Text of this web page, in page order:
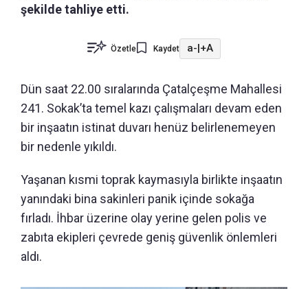
şekilde tahliye etti.
Özetle Kaydet a- +A
Dün saat 22.00 sıralarında Çatalçeşme Mahallesi
241. Sokak’ta temel kazı çalışmaları devam eden
bir inşaatın istinat duvarı henüz belirlenemeyen
bir nedenle yıkıldı.
Yaşanan kısmi toprak kaymasıyla birlikte inşaatın
yanındaki bina sakinleri panik içinde sokağa
fırladı. İhbar üzerine olay yerine gelen polis ve
zabıta ekipleri çevrede geniş güvenlik önlemleri
aldı.